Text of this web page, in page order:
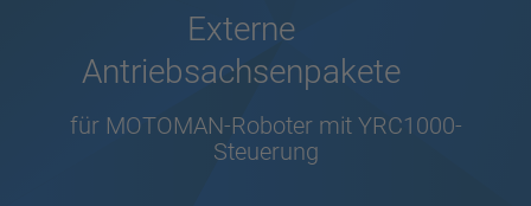
Externe
Antriebsachsenpakete
für MOTOMAN-Roboter mit YRC1000-
Steuerung